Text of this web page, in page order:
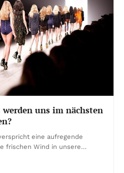
uns im nächsten
eine aufregende
frischen Wind in unsere…